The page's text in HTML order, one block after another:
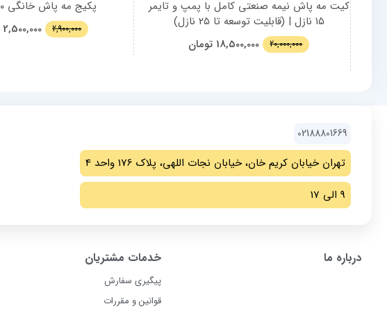
کیت مه پاش نیمه صنعتی کامل با پمپ و تایمر
۱۵ نازل | (قابلیت توسعه تا ۲۵ نازل)
20,000,000
18,500,000 تومان
پکیج مه پاش خانگی ۳۰ متری
2,900,000
2,500,000
02188801669
تهران خیابان کریم خان، خیابان نجات اللهی، پلاک 176 واحد 4
9 الی 17
درباره ما خدمات مشتریان
پیگیری سفارش
قوانین و مقررات